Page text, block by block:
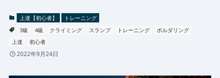
上達【初心者】
トレーニング
3級
4級 クライミング スランプ トレーニング
ボルダリング
上達
初心者
2022年9月24日